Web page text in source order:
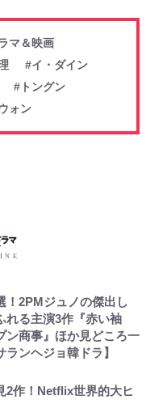
マ＆映画
#イ・ダイン
#トングン
ォン
！2PMジュノの傑出し
れる主演3作『赤い袖
ン商事』ほか見どころ一
ランヘジョ韓ドラ】
2作！Netflix世界的大ヒ